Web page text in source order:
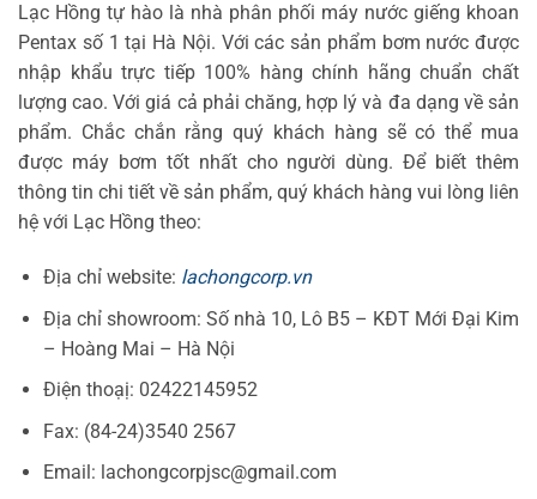
Lạc Hồng tự hào là nhà phân phối máy nước giếng khoan
Pentax số 1 tại Hà Nội. Với các sản phẩm bơm nước được
nhập khẩu trực tiếp 100% hàng chính hãng chuẩn chất
lượng cao. Với giá cả phải chăng, hợp lý và đa dạng về sản
phẩm. Chắc chắn rằng quý khách hàng sẽ có thể mua
được máy bơm tốt nhất cho người dùng. Để biết thêm
thông tin chi tiết về sản phẩm, quý khách hàng vui lòng liên
hệ với Lạc Hồng theo:
Địa chỉ website: lachongcorp.vn
Địa chỉ showroom: Số nhà 10, Lô B5 – KĐT Mới Đại Kim
– Hoàng Mai – Hà Nội
Điện thoạị: 02422145952
Fax: (84-24)3540 2567
Email: lachongcorpjsc@gmail.com